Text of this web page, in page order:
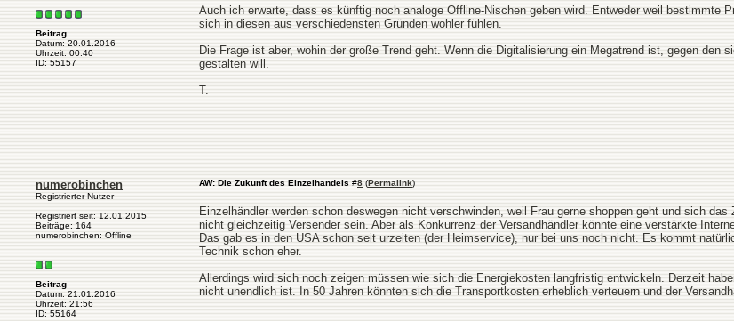
Beitrag
Datum: 20.01.2016
Uhrzeit: 00:40
ID: 55157
Auch ich erwarte, dass es künftig noch analoge Offline-Nischen geben wird. Entweder weil bestimmte
sich in diesen aus verschiedensten Gründen wohler fühlen.
Die Frage ist aber, wohin der große Trend geht. Wenn die Digitalisierung ein Megatrend ist, gegen
gestalten will.
T.
numerobinchen
Registrierter Nutzer
Registriert seit: 12.01.2015
Beiträge: 164
numerobinchen: Offline
Beitrag
Datum: 21.01.2016
Uhrzeit: 21:56
ID: 55164
AW: Die Zukunft des Einzelhandels #8 (Permalink)
Einzelhändler werden schon deswegen nicht verschwinden, weil Frau gerne shoppen geht und sich
nicht gleichzeitig Versender sein. Aber als Konkurrenz der Versandhändler könnte eine verstärkte
Das gab es in den USA schon seit urzeiten (der Heimservice), nur bei uns noch nicht. Es kommt
Technik schon eher.
Allerdings wird sich noch zeigen müssen wie sich die Energiekosten langfristig entwickeln. Derzeit
nicht unendlich ist. In 50 Jahren könnten sich die Transportkosten erheblich verteuern und der